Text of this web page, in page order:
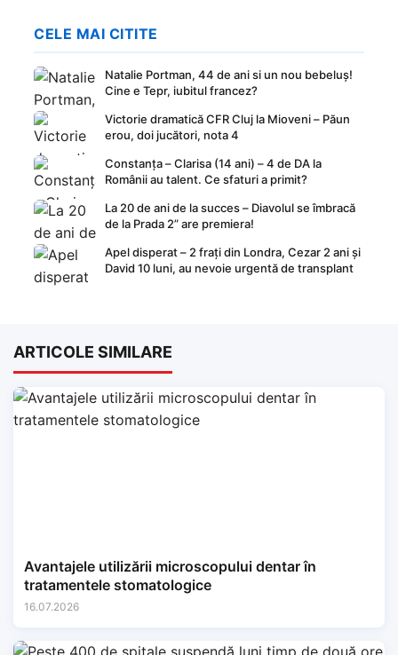
CELE MAI CITITE
Natalie Portman, 44 de ani si un nou bebeluș!
Cine e Tepr, iubitul francez?
Victorie dramatică CFR Cluj la Mioveni – Păun
erou, doi jucători, nota 4
Constanța – Clarisa (14 ani) – 4 de DA la
Românii au talent. Ce sfaturi a primit?
La 20 de ani de la succes – Diavolul se îmbracă
de la Prada 2” are premiera!
Apel disperat – 2 frați din Londra, Cezar 2 ani și
David 10 luni, au nevoie urgentă de transplant
ARTICOLE SIMILARE
Avantajele utilizării microscopului dentar în
tratamentele stomatologice
16.07.2026